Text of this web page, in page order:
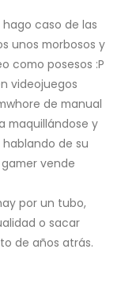
hago caso de las
unos morbosos y
como posesos :P
videojuegos
de manual
maquillándose y
de su
vende
por un tubo,
o sacar
de años atrás.